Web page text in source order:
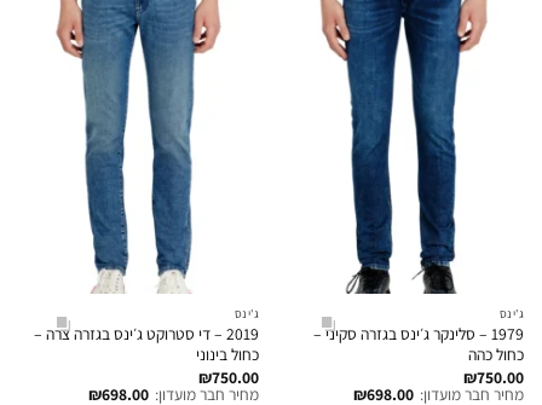
ג'ינס
1979 – סלינקר ג׳ינס בגזרה סקיני –
כחול כהה
₪750.00
מחיר חבר מועדון: ₪698.00
ג'ינס
2019 – די סטרוקט ג׳ינס בגזרה צרה –
כחול בינוני
₪750.00
מחיר חבר מועדון: ₪698.00